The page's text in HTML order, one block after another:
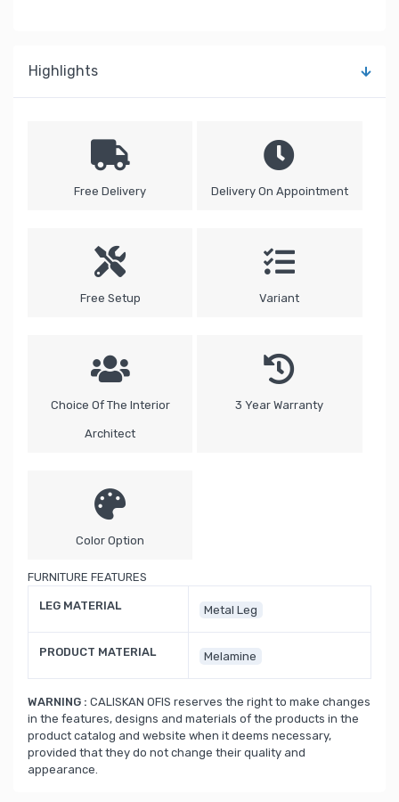
Highlights
Free Delivery Delivery On Appointment
Free Setup Variant
Choice Of The Interior
Architect
3 Year Warranty
Color Option
FURNITURE FEATURES
LEG MATERIAL Metal Leg
PRODUCT MATERIAL Melamine
WARNING : CALISKAN OFIS reserves the right to make changes
in the features, designs and materials of the products in the
product catalog and website when it deems necessary,
provided that they do not change their quality and
appearance.